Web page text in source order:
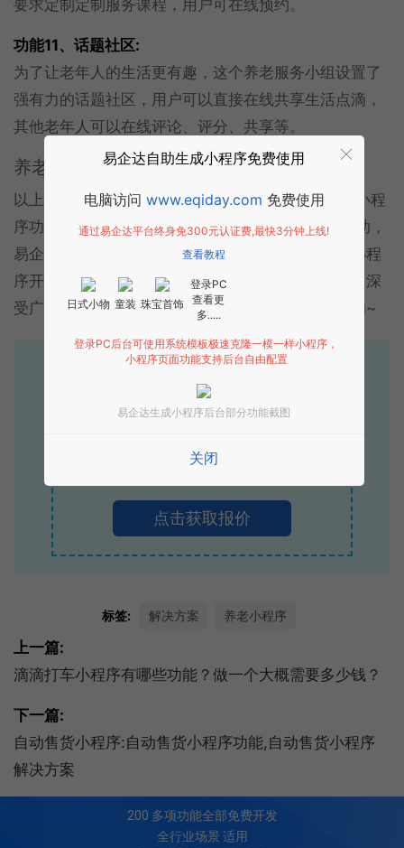
要求定制定制服务课程，用户可在线预约。
功能11、话题社区:
为了让老年人的生活更有趣，这个养老服务小组设置了
强有力的话题社区，用户可以直接在线共享生活点滴，
其他老年人可以在线评论、评分、共享等。
养老小程序开发不知道找谁好？
以上就是易企达网络为大家介绍的养老小程序:养老小程
序功能,养老小程序解决方案总结，希望对大家有帮助，
易企达网络专业的互联网服务商，拥有经验成熟的小程
序开发技术团队，能够根据客户需求进行定制开发，深
受广大客户的信赖与喜爱，敬请加微信或者来电咨询~
易企达10年行业沉淀！
专业小程序、公众号H5 APP等软件开发
400-885-7836
点击获取报价
标签: 解决方案 养老小程序
上一篇:
滴滴打车小程序有哪些功能？做一个大概需要多少钱？
下一篇:
自动售货小程序:自动售货小程序功能,自动售货小程序
解决方案
200 多项功能全部免费开发
全行业场景 适用
易企达自助生成小程序免费使用
电脑访问 www.eqiday.com 免费使用
通过易企达平台终身免300元认证费,最快3分钟上线!
查看教程
日式小物 童装 珠宝首饰
登录PC
查看更
多.....
登录PC后台可使用系统模板极速克隆一模一样小程序，
小程序页面功能支持后台自由配置
易企达生成小程序后台部分功能截图
关闭